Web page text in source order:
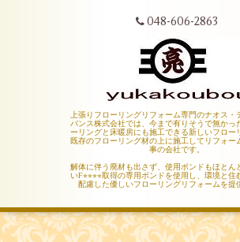
048-606-2863
上張りフローリングリフォーム専門のナオス・
バンス株式会社では、今まで有りそうで無かっ
ーリングと床暖房にも施工できる新しいフロー
既存のフローリング材の上に施工してリフォー
事の会社です。
解体に伴う廃材も出さず、使用ボンドもほとん
いF⭐︎⭐︎⭐︎⭐︎取得の専用ボンドを使用し、環境と
配慮した優しいフローリングリフォームを提